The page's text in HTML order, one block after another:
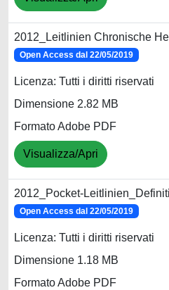
2012_Leitlinien Chronische
Open Access dal 22/05/2019
Licenza: Tutti i diritti riservati
Dimensione 2.82 MB
Formato Adobe PDF
Visualizza/Apri
2012_Pocket-
Open Access dal 22/05/2019
Licenza: Tutti i diritti riservati
Dimensione 1.18 MB
Formato Adobe PDF